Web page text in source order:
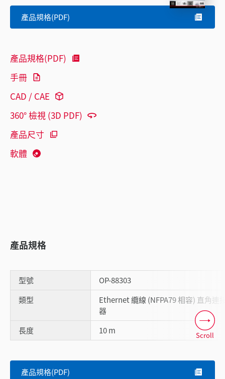
產品規格(PDF)
產品規格(PDF)
手冊
CAD / CAE
360° 檢視 (3D PDF)
產品尺寸
軟體
產品規格
型號
OP-88303
類型
Ethernet 纜線 (NFPA79 相容) 直角連
器
長度
10 m Scroll
產品規格(PDF)